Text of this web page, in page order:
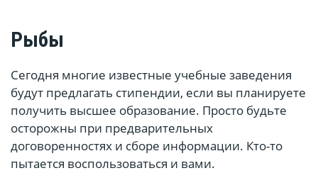
Рыбы
Сегодня многие известные учебные заведения
будут предлагать стипендии, если вы планируете
получить высшее образование. Просто будьте
осторожны при предварительных
договоренностях и сборе информации. Кто-то
пытается воспользоваться и вами.